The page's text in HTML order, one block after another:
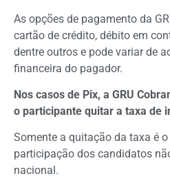
As opções de pagamento da
cartão de crédito, débito em
dentre outros e pode variar de
financeira do pagador.
Nos casos de Pix, a GRU
o participante quitar a taxa de
Somente a quitação da taxa é
participação dos candidatos
nacional.